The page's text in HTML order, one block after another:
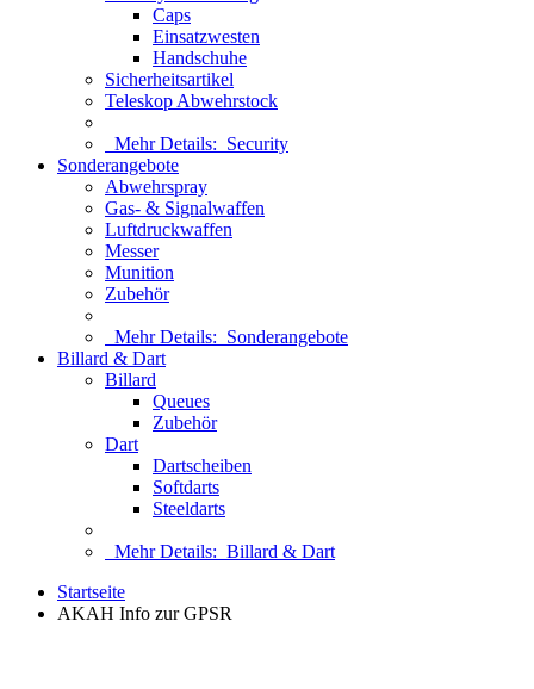
Caps
Einsatzwesten
Handschuhe
Sicherheitsartikel
Teleskop Abwehrstock
Mehr Details: Security
Sonderangebote
Abwehrspray
Gas- & Signalwaffen
Luftdruckwaffen
Messer
Munition
Zubehör
Mehr Details: Sonderangebote
Billard & Dart
Billard
Queues
Zubehör
Dart
Dartscheiben
Softdarts
Steeldarts
Mehr Details: Billard & Dart
Startseite
AKAH Info zur GPSR